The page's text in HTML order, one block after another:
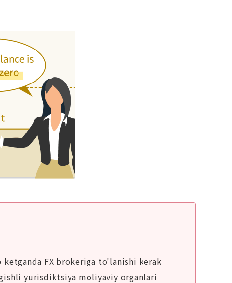
FX brokeriga to'lanishi kerak
yurisdiktsiya moliyaviy organlari